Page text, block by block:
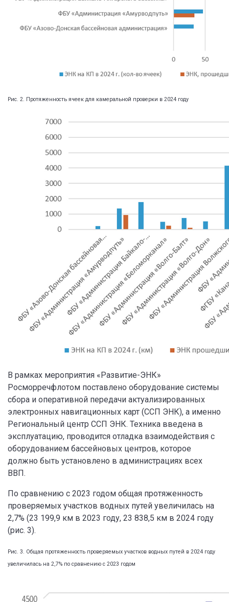
Рис. 2. Протяженность ячеек для камеральной проверки в 2024 году
В рамках мероприятия «Развитие-ЭНК»
Росморречфлотом поставлено оборудование системы
сбора и оперативной передачи актуализированных
электронных навигационных карт (ССП ЭНК), а именно
Региональный центр ССП ЭНК. Техника введена в
эксплуатацию, проводится отладка взаимодействия с
оборудованием бассейновых центров, которое
должно быть установлено в администрациях всех
ВВП.
По сравнению с 2023 годом общая протяженность
проверяемых участков водных путей увеличилась на
2,7% (23 199,9 км в 2023 году, 23 838,5 км в 2024 году
(рис. 3).
Рис. 3. Общая протяженность проверяемых участков водных путей в 2024 году
увеличилась на 2,7% по сравнению с 2023 годом